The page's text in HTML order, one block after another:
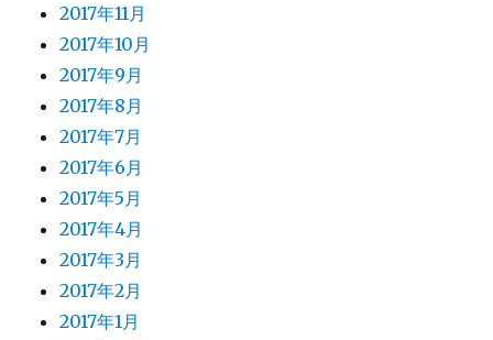
2017年11月
2017年10月
2017年9月
2017年8月
2017年7月
2017年6月
2017年5月
2017年4月
2017年3月
2017年2月
2017年1月